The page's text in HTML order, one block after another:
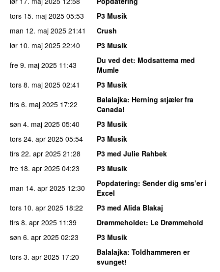
tors 15. maj 2025 05:53
P3 Musik
man 12. maj 2025 21:41
Crush
lør 10. maj 2025 22:40
P3 Musik
fre 9. maj 2025 11:43 Du ved det: Modsattema med
Mumle
tors 8. maj 2025 02:41
P3 Musik
tirs 6. maj 2025 17:22 Balalajka: Herning stjæler fra
Canada!
søn 4. maj 2025 05:40
P3 Musik
tors 24. apr 2025 05:54
P3 Musik
tirs 22. apr 2025 21:28
P3 med Julie Rahbek
fre 18. apr 2025 04:23
P3 Musik
man 14. apr 2025 12:30 Popdatering: Sender dig sms’er i
Excel
tors 10. apr 2025 18:22
P3 med Alida Blakaj
tirs 8. apr 2025 11:39 Drømmeholdet: Le Drømmehold
søn 6. apr 2025 02:23
P3 Musik
tors 3. apr 2025 17:20 Balalajka: Toldhammeren er
svunget!